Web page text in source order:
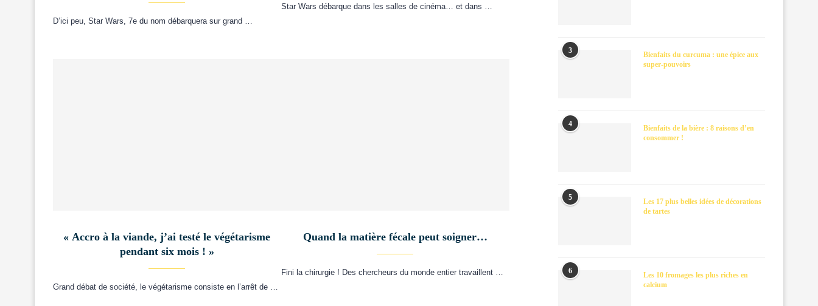
D’ici peu, Star Wars, 7e du nom débarquera sur grand …
Star Wars débarque dans les salles de cinéma… et dans …
« Accro à la viande, j’ai testé le végétarisme
pendant six mois ! »
Grand débat de société, le végétarisme consiste en l’arrêt de …
Quand la matière fécale peut soigner…
Fini la chirurgie ! Des chercheurs du monde entier travaillent …
3
Bienfaits du curcuma : une épice aux
super-pouvoirs
4
Bienfaits de la bière : 8 raisons d’en
consommer !
5
Les 17 plus belles idées de décorations
de tartes
6
Les 10 fromages les plus riches en
calcium